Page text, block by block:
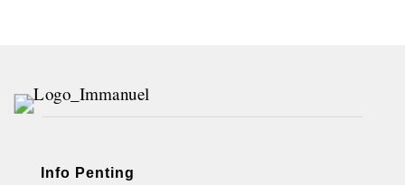
Info Penting